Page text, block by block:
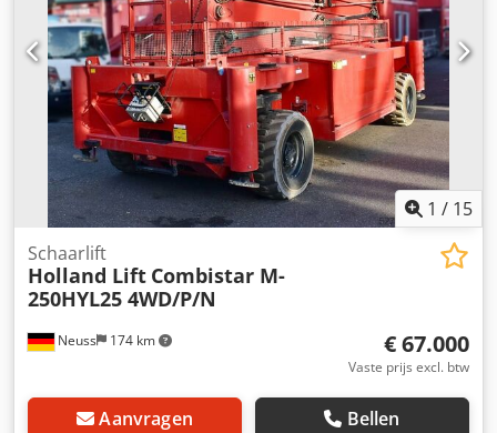
1 / 15
Neuss 174 km
Schaarlift
Holland Lift Combistar M-
250HYL25 4WD/P/N
€ 67.000
Vaste prijs excl. btw
Aanvragen Bellen